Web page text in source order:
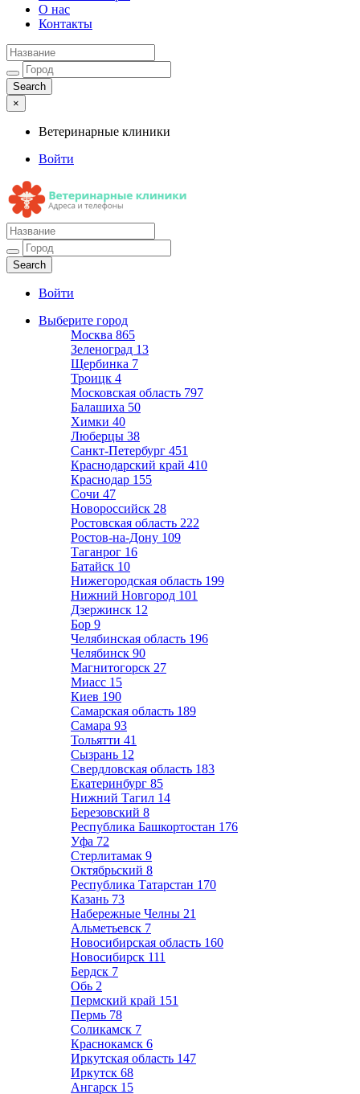
О нас
Контакты
×
Ветеринарные клиники
Войти
Ветеринарные клиники
Адреса и телефоны
Войти
Выберите город
Москва 865
Зеленоград 13
Щербинка 7
Троицк 4
Московская область 797
Балашиха 50
Химки 40
Люберцы 38
Санкт-Петербург 451
Краснодарский край 410
Краснодар 155
Сочи 47
Новороссийск 28
Ростовская область 222
Ростов-на-Дону 109
Таганрог 16
Батайск 10
Нижегородская область 199
Нижний Новгород 101
Дзержинск 12
Бор 9
Челябинская область 196
Челябинск 90
Магнитогорск 27
Миасс 15
Киев 190
Самарская область 189
Самара 93
Тольятти 41
Сызрань 12
Свердловская область 183
Екатеринбург 85
Нижний Тагил 14
Березовский 8
Республика Башкортостан 176
Уфа 72
Стерлитамак 9
Октябрьский 8
Республика Татарстан 170
Казань 73
Набережные Челны 21
Альметьевск 7
Новосибирская область 160
Новосибирск 111
Бердск 7
Обь 2
Пермский край 151
Пермь 78
Соликамск 7
Краснокамск 6
Иркутская область 147
Иркутск 68
Ангарск 15